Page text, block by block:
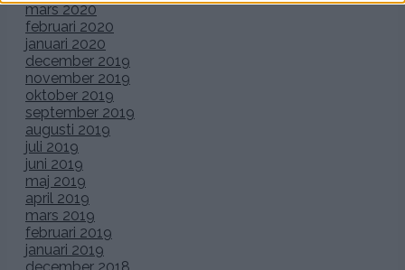
mars 2020
februari 2020
januari 2020
december 2019
november 2019
oktober 2019
september 2019
augusti 2019
juli 2019
juni 2019
maj 2019
april 2019
mars 2019
februari 2019
januari 2019